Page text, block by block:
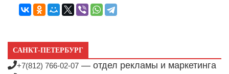
САНКТ-ПЕТЕРБУРГ
+7(812) 766-02-07 — отдел рекламы и маркетинга